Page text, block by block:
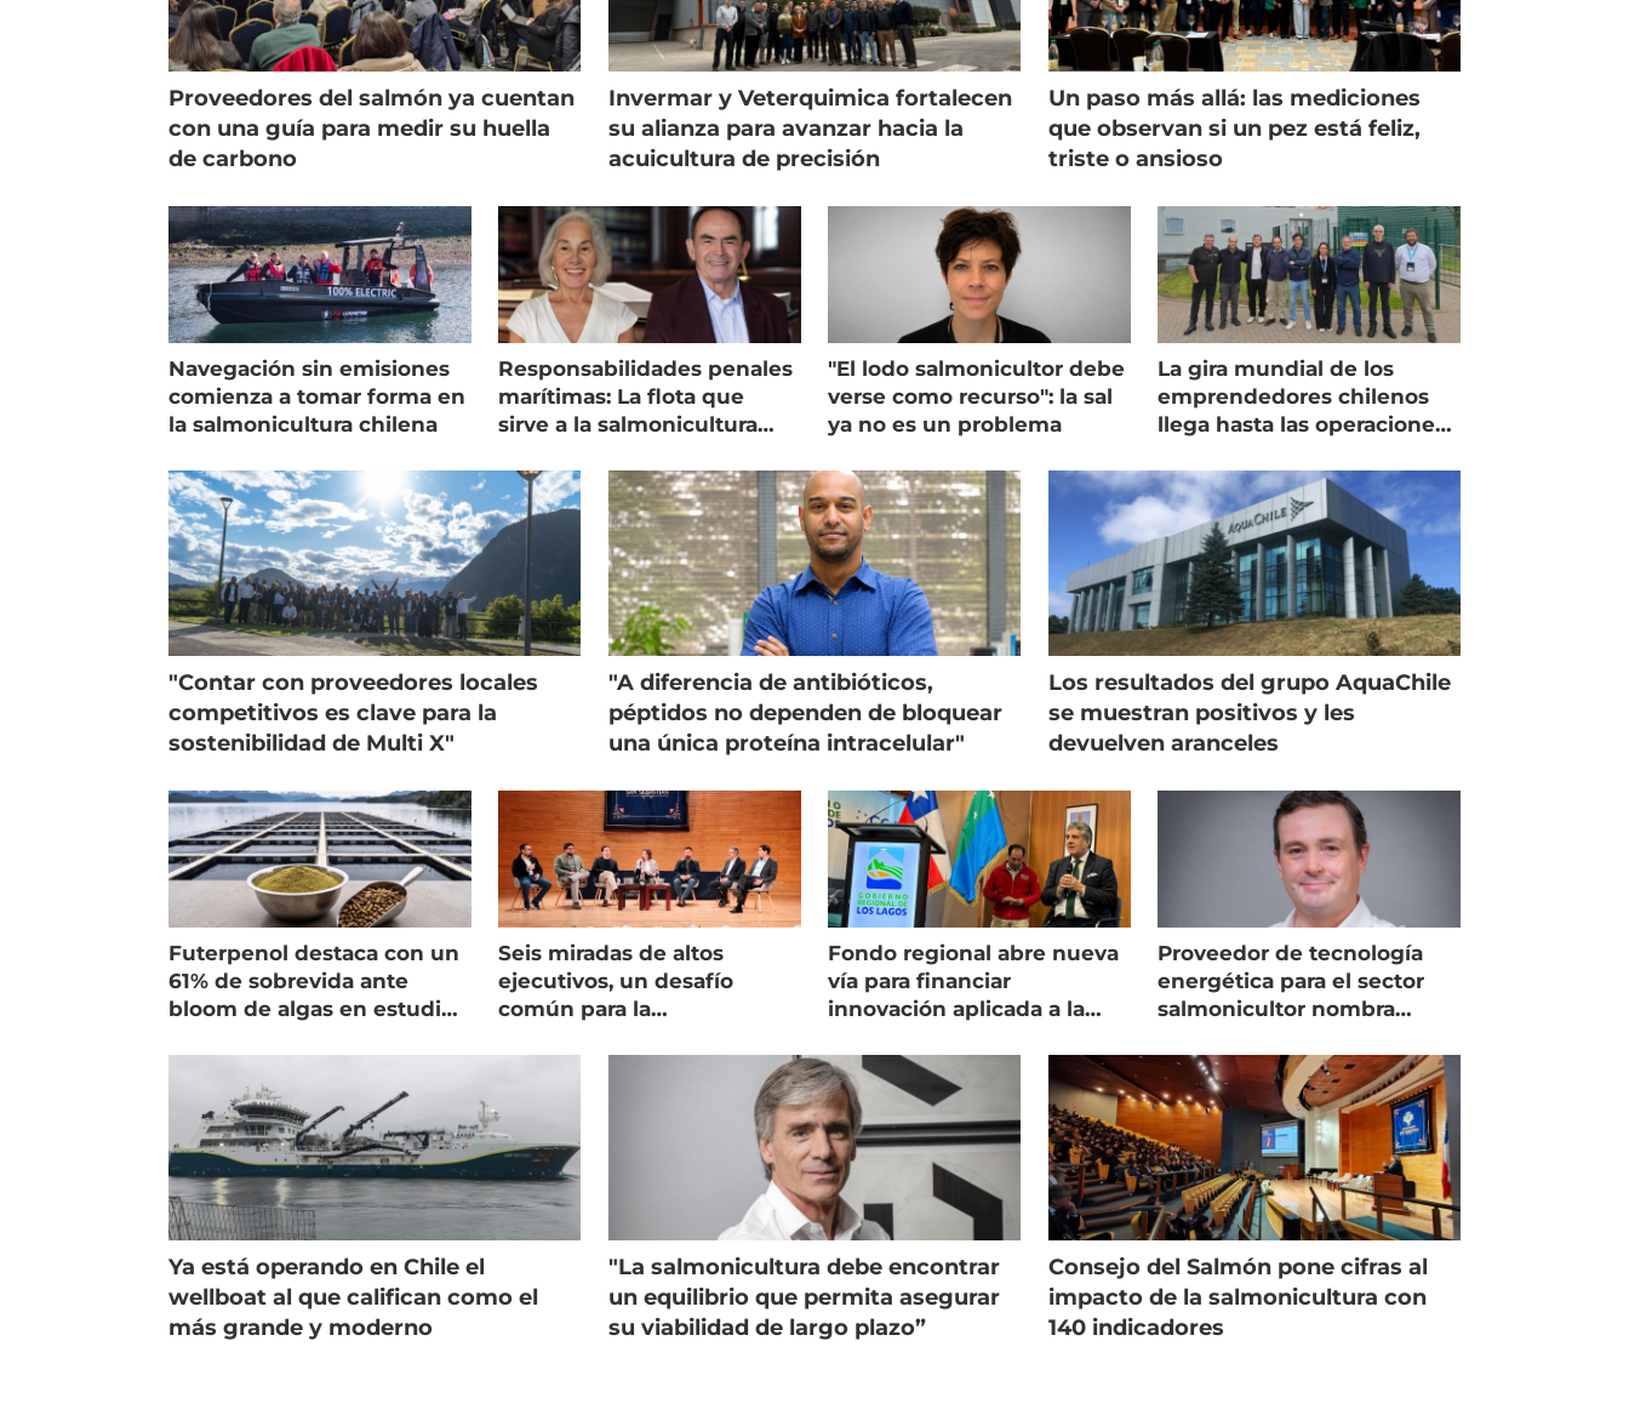
Proveedores del salmón ya cuentan
con una guía para medir su huella
de carbono
Invermar y Veterquimica fortalecen
su alianza para avanzar hacia la
acuicultura de precisión
Un paso más allá: las mediciones
que observan si un pez está feliz,
triste o ansioso
Navegación sin emisiones
comienza a tomar forma en
la salmonicultura chilena
Responsabilidades penales
marítimas: La flota que
sirve a la salmonicultura
"El lodo salmonicultor debe
verse como recurso": la sal
ya no es un problema
La gira mundial de los
emprendedores chilenos
llega hasta las operaciones
"Contar con proveedores locales
competitivos es clave para la
sostenibilidad de Multi X"
"A diferencia de antibióticos,
péptidos no dependen de bloquear
una única proteína intracelular"
Los resultados del grupo AquaChile
se muestran positivos y les
devuelven aranceles
Futerpenol destaca con un
61% de sobrevida ante
bloom de algas en estudio
Seis miradas de altos
ejecutivos, un desafío
común para la
Fondo regional abre nueva
vía para financiar
innovación aplicada a la
Proveedor de tecnología
energética para el sector
salmonicultor nombra
Ya está operando en Chile el
wellboat al que califican como el
más grande y moderno
"La salmonicultura debe encontrar
un equilibrio que permita asegurar
su viabilidad de largo plazo”
Consejo del Salmón pone cifras al
impacto de la salmonicultura con
140 indicadores